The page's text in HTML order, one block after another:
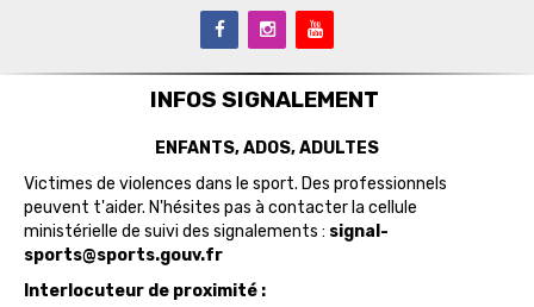
INFOS SIGNALEMENT
ENFANTS, ADOS, ADULTES
Victimes de violences dans le sport. Des professionnels
peuvent t'aider. N'hésites pas à contacter la cellule
ministérielle de suivi des signalements : signal-
sports@sports.gouv.fr
Interlocuteur de proximité :